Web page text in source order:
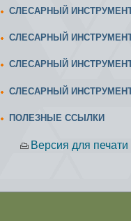
СЛЕСАРНЫЙ
СЛЕСАРНЫЙ
СЛЕСАРНЫЙ
СЛЕСАРНЫЙ
ПОЛЕЗНЫЕ ССЫЛКИ
Версия для печати